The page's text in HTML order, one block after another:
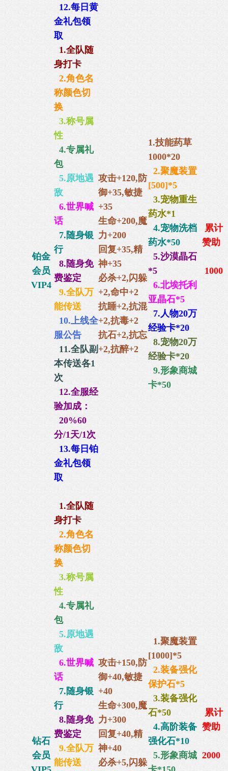
12.每日黄
金礼包领
取
铂金
会员
VIP4
1.全队随
身打卡
2.角色名
称颜色切
换
3.称号属
性
4.专属礼
包
5.原地遇
敌
6.世界喊
话
7.随身银
行
8.随身免
费鉴定
9.全队万
能传送
10.上线全
服公告
11.全队副
本传送各1
次
12.全服经
验加成：
20%60
分/1天/1次
13.每日铂
金礼包领
取
攻击+120,防
御+35,敏捷
+35
生命+200,魔
力+200
回复+35,精
神+35
必杀+2,闪躲
+2,命中+2
抗睡+2,抗混
+2,抗毒+2
抗石+2,抗忘
+2,抗醉+2
1.技能药草
1000*20
2.聚魔装置
[500]*5
3.宠物重生
药水*1
4.宠物洗档
药水*50
5.沙漠晶石
*5
6.北埃托利
亚晶石*5
7.人物20万
经验卡*20
8.宠物20万
经验卡*20
9.形象商城
卡*50
累计
赞助
1000
钻石
会员
1.全队随
身打卡
2.角色名
称颜色切
换
3.称号属
性
4.专属礼
包
5.原地遇
敌
6.世界喊
话
7.随身银
行
8.随身免
费鉴定
9.全队万
能传送
攻击+150,防
御+40,敏捷
+40
生命+300,魔
力+300
回复+40,精
神+40
必杀+5,闪躲
1.聚魔装置
[1000]*5
2.装备强化
保护石*5
3.装备强化
石*50
4.高阶装备
强化石*10
5.形象商城
累计
赞助
2000